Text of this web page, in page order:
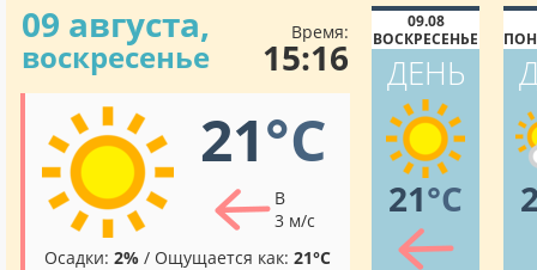
09 августа,
воскресенье
Время:
15:16
21°C
В
3 м/с
Осадки: 2% / Ощущается как: 21°C
09.08
ВОСКРЕСЕНЬЕ
ДЕНЬ
21°C